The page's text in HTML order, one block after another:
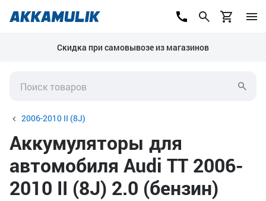
Скидка при самовывозе из магазинов
2006-2010 II (8J)
Аккумуляторы для
автомобиля Audi TT 2006-
2010 II (8J) 2.0 (бензин)